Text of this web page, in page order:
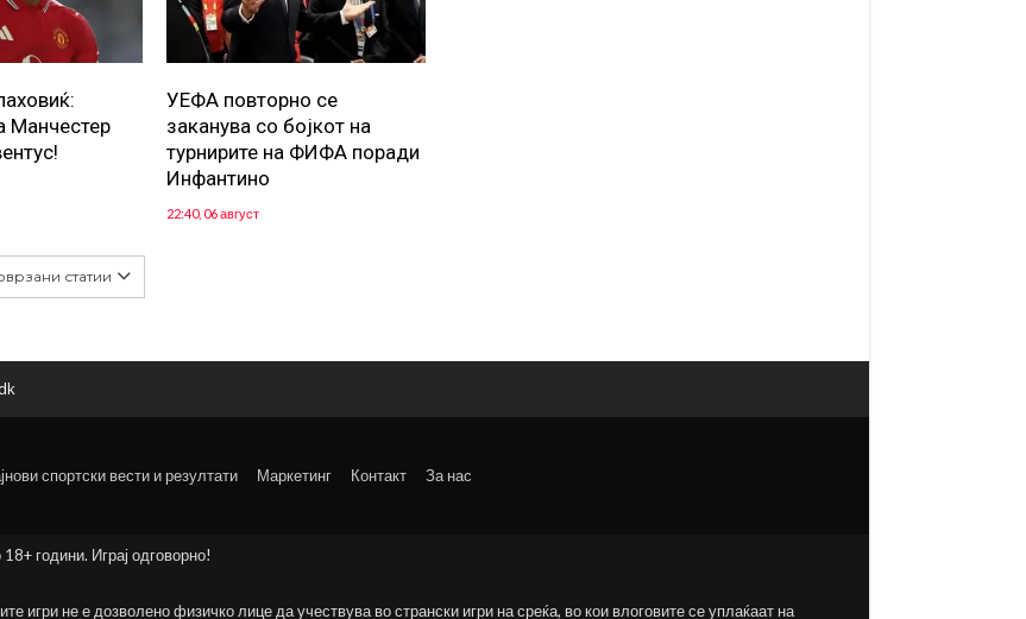
Манчестер
УЕФА повторно се
заканува со бојкот на
турнирите на ФИФА поради
Инфантино
22:40, 06 август
статии
спортски вести и резултати Маркетинг Контакт За нас
години. Играј одговорно!
игри не е дозволено физичко лице да учествува во странски игри на среќа, во кои влоговите се уплаќаат на